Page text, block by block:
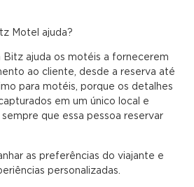
Motel ajuda?
Bitz ajuda os motéis a fornecerem
ao cliente, desde a reserva até
para motéis, porque os detalhes
em um único local e
que essa pessoa reservar
as preferências do viajante e
personalizadas.